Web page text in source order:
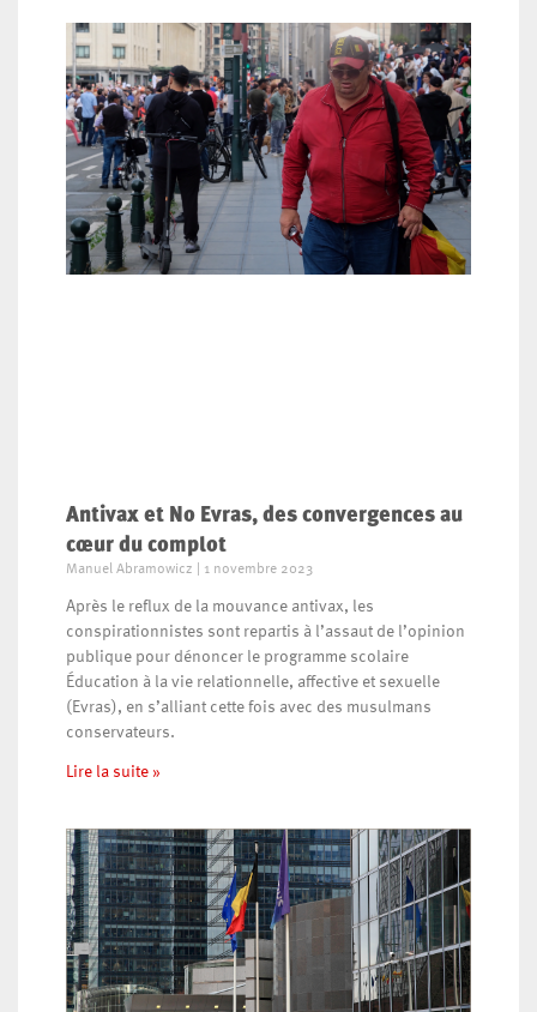
Antivax et No Evras, des convergences au
cœur du complot
Manuel Abramowicz 1 novembre 2023
Après le reflux de la mouvance antivax, les
conspirationnistes sont repartis à l’assaut de l’opinion
publique pour dénoncer le programme scolaire
Éducation à la vie relationnelle, affective et sexuelle
(Evras), en s’alliant cette fois avec des musulmans
conservateurs.
Lire la suite »